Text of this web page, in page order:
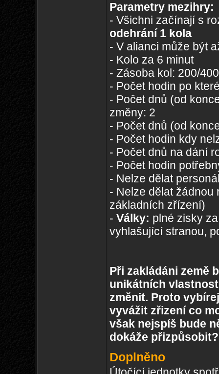
Parametry mezihry:
- Všichni začínají s
odehrání 1 kola
- V alianci může být
- Kolo za 6 minut
- Zásoba kol: 200/400
- Počet hodin po
- Počet dnů (od
změny: 2
- Počet dnů (od
- Počet hodin kdy
- Počet dnů na dání
- Počet hodin
- Nelze dělat
- Nelze dělat žádnou
základních zřízení)
- Války: plné zisky
vyhlašující stranou,
Při zakládáni země
unikátních
změnit. Proto
vyvážit zřizení co
však nejspíš bude
dokáže
Doplněno